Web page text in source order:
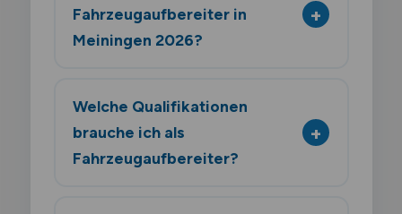
Fahrzeugaufbereiter in
Meiningen 2026?
Welche Qualifikationen
brauche ich als
Fahrzeugaufbereiter?